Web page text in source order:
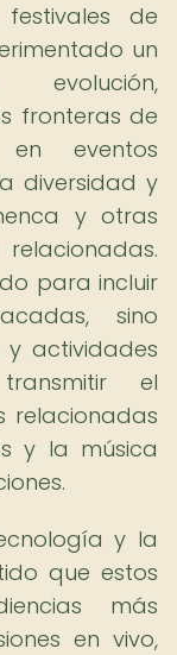
de
un
fronteras de
eventos
diversidad y
y otras
para incluir
sino
y actividades
el
relacionadas
y la música
y la
que estos
más
en vivo,